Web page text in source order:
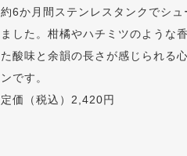
約6か月間ステンレスタンクでシ
ました。柑橘やハチミツのような
た酸味と余韻の長さが感じられる
ンです。
定価（税込）2,420円